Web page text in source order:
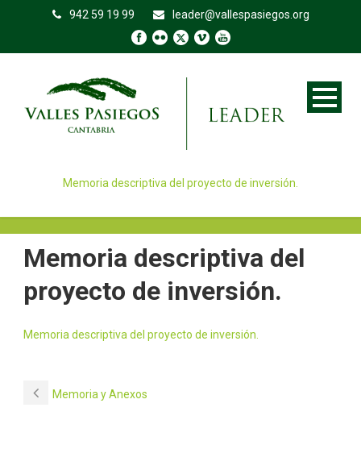
942 59 19 99 leader@vallespasiegos.org
Memoria descriptiva del proyecto de inversión.
Memoria descriptiva del
proyecto de inversión.
Memoria descriptiva del proyecto de inversión.
Memoria y Anexos